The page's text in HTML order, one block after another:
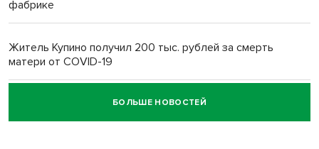
фабрике
Житель Купино получил 200 тыс. рублей за смерть
матери от COVID-19
Новосибирский суд наказал водителя за смерть
пенсионерки на вокзале
БОЛЬШЕ НОВОСТЕЙ